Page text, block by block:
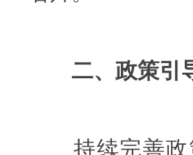
二、政策引
持续完善政